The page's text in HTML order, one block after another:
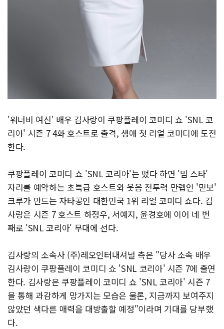
'워너비 여신' 배우 김사랑이 쿠팡플레이 코미디 쇼 'SNL 코
리아' 시즌 7 4화 호스트로 출격, 생애 첫 리얼 코미디에 도전
한다.
쿠팡플레이 코미디 쇼 'SNL 코리아'는 떴다 하면 '밈 스타'
자리를 예약하는 초특급 호스트와 웃음 전투력 만렙인 '믿보'
크루가 만드는 자타공인 대한민국 1위 리얼 코미디 쇼다. 김
사랑은 시즌 7 호스트 하정우, 서예지, 윤경호에 이어 네 번
째로 'SNL 코리아' 무대에 선다.
김사랑의 소속사 (주)레오인터내셔널 측은 "당사 소속 배우
김사랑이 쿠팡플레이 코미디 쇼 'SNL 코리아' 시즌 7에 출연
한다. 김사랑은 쿠팡플레이 코미디 쇼 'SNL 코리아' 시즌 7
을 통해 과감하게 망가지는 모습은 물론, 지금까지 보여주지
않았던 색다른 매력을 대방출할 예정"이라며 기대를 당부했
다.